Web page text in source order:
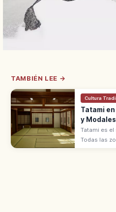
TAMBIÉN LEE →
Cultura
Tatami
y
Tatami es el
símbolo del
Todas las